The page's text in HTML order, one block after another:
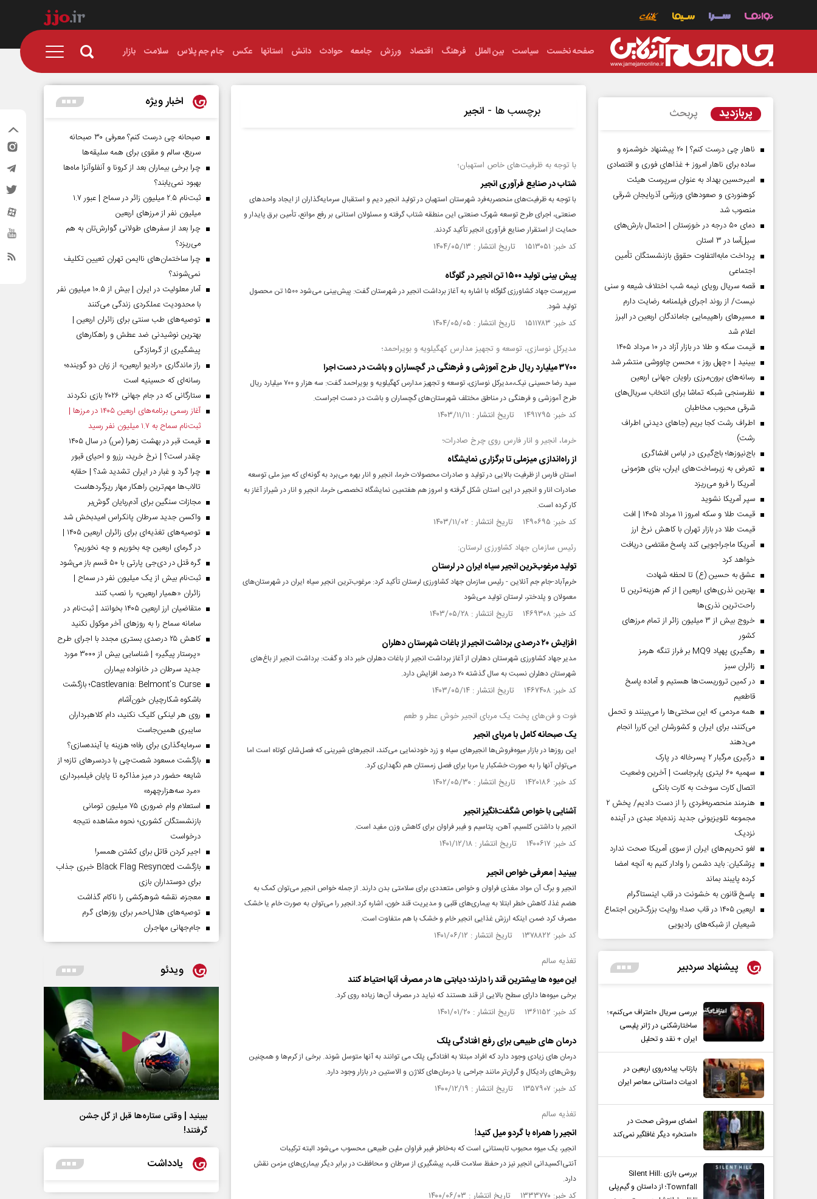
صفحه نخست سیاست بین الملل فرهنگ اقتصاد ورزش جامعه حوادث دانش استانها عکس جام جم پلاس سلامت بازار
برچسب ها - انجیر
با توجه به ظرفیت‌های خاص استهبان؛
شتاب در صنایع فرآوری انجیر
با توجه به ظرفیت‌های منحصر‌به‌فرد شهرستان استهبان در تولید انجیر دیم و استقبال سرمایه‌گذاران از ایجاد واحد‌های
صنعتی، اجرای طرح توسعه شهرک صنعتی این منطقه شتاب گرفته و مسئولان استانی بر رفع موانع، تأمین برق پایدار و
حمایت از استقرار صنایع فرآوری انجیر تأکید کردند.
کد خبر: ۱۵۱۳۰۵۱ تاریخ انتشار : ۱۴۰۴/۰۵/۱۳
پیش بینی تولید ۱۵۰۰ تن انجیر در گلوگاه
سرپرست جهاد کشاورزی گلوگاه با اشاره به آغاز برداشت انجیر در شهرستان گفت: پیش‌بینی می‌شود ۱۵۰۰ تن محصول
تولید شود.
کد خبر: ۱۵۱۱۷۸۳ تاریخ انتشار : ۱۴۰۴/۰۵/۰۵
مدیرکل نوسازی، توسعه و تجهیز مدارس کهگیلویه و بویراحمد؛
۳۷۰۰ میلیارد ریال طرح آموزشی و فرهنگی در گچساران و باشت در دست اجرا
سید رضا حسینی نیک،مدیرکل نوسازی، توسعه و تجهیز مدارس کهگیلویه و بویراحمد گفت: سه هزار و ۷۰۰ میلیارد ریال
طرح آموزشی و فرهنگی در مناطق مختلف شهرستان‌های گچساران و باشت در دست اجراست.
کد خبر: ۱۴۹۱۷۹۵ تاریخ انتشار : ۱۴۰۳/۱۱/۱۱
خرما، انجیر و انار فارس روی چرخ صادرات؛
از راه‌اندازی میزملی تا برگزاری نمایشگاه
استان فارس از ظرفیت بالایی در تولید و صادرات محصولات خرما، انجیر و انار بهره می‌برد به گونه‌ای که میز ملی توسعه
صادرات انار و انجیر در این استان شکل گرفته و امروز هم هفتمین نمایشگاه تخصصی خرما، انجیر و انار در شیراز آغاز به
کار کرده است.
کد خبر: ۱۴۹۰۶۹۵ تاریخ انتشار : ۱۴۰۳/۱۱/۰۲
رئیس سازمان جهاد کشاورزی لرستان:
تولید مرغوب‌ترین انجیر سیاه ایران در لرستان
خرم‌آباد-جام جم آنلاین - رئیس سازمان جهاد کشاورزی لرستان تأکید کرد: مرغوب‌ترین انجیر سیاه ایران در شهرستان‌های
معمولان و پلدختر، لرستان تولید می‌شود
کد خبر: ۱۴۶۹۳۰۸ تاریخ انتشار : ۱۴۰۳/۰۵/۲۸
افزایش ۲۰ درصدی برداشت انجیر از باغات شهرستان دهلران
مدیر جهاد کشاورزی شهرستان دهلران از آغاز برداشت انجیر از باغات دهلران خبر داد و گفت: برداشت انجیر از باغ‌های
شهرستان دهلران نسبت به سال گذشته ۲۰ درصد افزایش دارد.
کد خبر: ۱۴۶۷۴۰۸ تاریخ انتشار : ۱۴۰۳/۰۵/۱۴
فوت و فن‌های پخت یک مربای انجیر خوش عطر و طعم
یک صبحانه کامل با مربای انجیر
این روزها در بازار میوه‌فروش‌ها انجیرهای سیاه و زرد خودنمایی می‌کند، انجیرهای شیرینی که فصل‌شان کوتاه است اما
می‌توان آنها را به صورت خشکبار یا مربا برای فصل زمستان هم نگهداری کرد.
کد خبر: ۱۴۲۰۱۸۶ تاریخ انتشار : ۱۴۰۲/۰۵/۳۰
آشنایی با خواص شگفت‌انگیز انجیر
انجیر با داشتن کلسیم، آهن، پتاسیم و فیبر فراوان برای کاهش وزن مفید است.
کد خبر: ۱۴۰۰۶۱۷ تاریخ انتشار : ۱۴۰۱/۱۲/۱۸
ببینید | معرفی خواص انجیر
انجیر و برگ آن مواد مغذی فراوان و خواص متعددی برای سلامتی بدن دارند. از جمله خواص انجیر می‌توان کمک به
هضم غذا، کاهش خطر ابتلا به بیماری‌های قلبی و مدیریت قند خون، اشاره کرد.انجیر را می‌توان به‌ صورت خام یا خشک
مصرف کرد ضمن اینکه ارزش غذایی انجیر خام و خشک با هم متفاوت است.
کد خبر: ۱۳۷۸۸۲۲ تاریخ انتشار : ۱۴۰۱/۰۶/۱۲
تغذیه سالم
این میوه ها بیشترین قند را دارند؛ دیابتی ها در مصرف آنها احتیاط کنند
برخی میوه‌ها دارای سطح بالایی از قند هستند که نباید در مصرف آن‌ها زیاده روی کرد.
کد خبر: ۱۳۶۱۱۵۲ تاریخ انتشار : ۱۴۰۱/۰۱/۲۰
درمان های طبیعی برای رفع افتادگی پلک
درمان های زیادی وجود دارد که افراد مبتلا به افتادگی پلک می توانند به آنها متوسل شوند. برخی از کرم‌ها و همچنین
روش‌های رادیکال و گران‌تر مانند جراحی یا درمان‌های کلاژن و الاستین در بازار وجود دارد.
کد خبر: ۱۳۵۷۹۰۷ تاریخ انتشار : ۱۴۰۰/۱۲/۱۹
تغذیه سالم
انجیر را همراه با گردو میل کنید!
انجیر، یک میوه محبوب تابستانی است که به‌خاطر فیبر فراوان ملین طبیعی محسوب می‌شود البته ترکیبات
آنتی‌اکسیدانی انجیر نیز در حفظ سلامت قلب، پیشگیری از سرطان و محافظت در برابر دیگر بیماری‌های مزمن نقش
دارد.
کد خبر: ۱۳۳۳۷۷۰ تاریخ انتشار : ۱۴۰۰/۰۶/۰۳
پربازدید پربحث
ناهار چی درست کنم؟ | ۲۰ پیشنهاد خوشمزه و
ساده برای ناهار امروز + غذاهای فوری و اقتصادی
امیرحسین بهداد به عنوان سرپرست هیئت
کوهنوردی و صعودهای ورزشی آذربایجان شرقی
منصوب شد
دمای ۵۰ درجه در خوزستان | احتمال بارش‌های
سیل‌آسا در ۳ استان
پرداخت مابه‌التفاوت حقوق بازنشستگان تأمین
اجتماعی
قصه سریال رویای نیمه شب اختلاف شیعه و سنی
نیست/ از روند اجرای فیلمنامه رضایت دارم
مسیر‌های راهپیمایی جاماندگان اربعین در البرز
اعلام شد
قیمت سکه و طلا در بازار آزاد در ۱۰ مرداد ۱۴۰۵
ببینید | «چهل روز » محسن چاووشی منتشر شد
رسانه‌های برون‌مرزی راویان جهانی اربعین
نظرسنجی شبکه تماشا برای انتخاب سریال‌های
شرقی محبوب مخاطبان
اطراف رشت کجا بریم (جاهای دیدنی اطراف
رشت)
باج‌نیوزها؛ باج‌گیری در لباس افشاگری
تعرض به زیرساخت‌های ایران، بنای هژمونی
آمریکا را فرو می‌ریزد
سپر آمریکا نشوید
قیمت طلا و سکه امروز ۱۱ مرداد ۱۴۰۵ | افت
قیمت طلا در بازار تهران با کاهش نرخ ارز
آمریکا ماجراجویی کند پاسخ مقتضی دریافت
خواهد کرد
عشق به حسین (ع) تا لحظه شهادت
بهترین نذری‌های اربعین | از کم هزینه‌ترین تا
راحت‌ترین نذری‌ها
خروج بیش از ۳ میلیون زائر از تمام مرز‌های
کشور
رهگیری پهپاد MQ9 بر فراز تنگه هرمز
‌زائران سبز
در کمین تروریست‌ها هستیم و آماده پاسخ
قاطعیم
همه مردمی که این سختی‌ها را می‌بینند و تحمل
می‌کنند، برای ایران و کشورشان این کاررا انجام
می‌دهند
درگیری مرگبار ۲ پسرخاله در پارک
سهمیه ۶۰ لیتری پابرجاست | آخرین وضعیت
اتصال کارت سوخت به کارت بانکی
هنرمند منحصر‌به‌فردی را از دست دادیم/ پخش ۲
مجموعه تلویزیونی جدید زنده‌یاد عبدی در آینده
نزدیک
لغو تحریم‌های ایران از سوی آمریکا صحت ندارد
پزشکیان: باید دشمن را وادار کنیم به آنچه امضا
کرده پایبند بماند
پاسخ قانون به خشونت در قاب اینستاگرام
اربعین ۱۴۰۵ در قاب صدا؛ روایت بزرگ‌ترین اجتماع
شیعیان از شبکه‌های رادیویی
پیشنهاد سردبیر
بررسی سریال «اعتراف می‌کنم»؛
ساختارشکنی در ژانر پلیسی
ایران + نقد و تحلیل
بازتاب پیاده‌روی اربعین در
ادبیات داستانی معاصر ایران
امضای سروش صحت در
«استخر» دیگر غافلگیر نمی‌کند
بررسی بازی Silent Hill:
Townfall؛ از داستان و گیم‌پلی
اخبار ویژه
صبحانه چی درست کنم؟ معرفی ۳۰ صبحانه
سریع، سالم و مقوی برای همه سلیقه‌ها
چرا برخی بیماران بعد از کرونا و آنفلوآنزا ماه‌ها
بهبود نمی‌یابند؟
ثبت‌نام ۲.۵ میلیون زائر در سماح | عبور ۱.۷
میلیون نفر از مرز‌های اربعین
چرا بعد از سفرهای طولانی گوارش‌تان به هم
می‌ریزد؟
چرا ساختمان‌های ناایمن تهران تعیین تکلیف
نمی‌شوند؟
آمار معلولیت در ایران | بیش از ۱۰.۵ میلیون نفر
با محدودیت عملکردی زندگی می‌کنند
توصیه‌های طب سنتی برای زائران اربعین |
بهترین نوشیدنی ضد عطش و راهکارهای
پیشگیری از گرمازدگی
راز ماندگاری «رادیو اربعین» از زبان دو گوینده؛
رسانه‌ای که حسینیه است
ستارگانی که در جام جهانی ۲۰۲۶ بازی نکردند
آغاز رسمی برنامه‌های اربعین ۱۴۰۵ در مرز‌ها |
ثبت‌نام سماح به ۱.۷ میلیون نفر رسید
قیمت قبر در بهشت زهرا (س) در سال ۱۴۰۵
چقدر است؟ | نرخ خرید، رزرو و احیای قبور
چرا گرد و غبار در ایران تشدید شد؟ | حقابه
تالاب‌ها مهم‌ترین راهکار مهار ریزگردهاست
مجازات سنگین برای آدم‌ربایان گوش‌بر
واکسن جدید سرطان پانکراس امیدبخش شد
توصیه‌های تغذیه‌ای برای زائران اربعین ۱۴۰۵ |
در گرمای اربعین چه بخوریم و چه نخوریم؟
گره قتل در دی‌جی پارتی با ۵۰ قسم باز می‌شود
ثبت‌نام بیش از یک میلیون نفر در سماح |
زائران «همیار اربعین» را نصب کنند
متقاضیان ارز اربعین ۱۴۰۵ بخوانند | ثبت‌نام در
سامانه سماح را به روز‌های آخر موکول نکنید
کاهش ۲۵ درصدی بستری مجدد با اجرای طرح
«پرستار پیگیر» | شناسایی بیش از ۳۰۰۰ مورد
جدید سرطان در خانواده بیماران
Castlevania: Belmont’s Curse؛ بازگشت
باشکوه شکارچیان خون‌آشام
روی هر لینکی کلیک نکنید، دام کلاهبرداران
سایبری همین‌جاست
سرمایه‌گذاری برای رفاه؛ هزینه یا آینده‌سازی؟
بازگشت مسعود شصت‌چی با دردسر‌های تازه؛ از
شایعه حضور در میز مذاکره تا پایان فیلمبرداری
«مرد سه‌هزارچهره»
استعلام وام ضروری ۷۵ میلیون تومانی
بازنشستگان کشوری؛ نحوه مشاهده نتیجه
درخواست
اجیر کردن قاتل برای کشتن همسر!
بازگشت Black Flag Resynced خبری جذاب
برای دوستداران بازی
معجزه، نقشه شوهرکشی را ناکام گذاشت
توصیه‌های هلال‌احمر برای روز‌های گرم
جام‌جهانی مهاجران
ویدئو
ببینید | وقتی ستاره‌ها قبل از گل جشن
گرفتند!
یادداشت